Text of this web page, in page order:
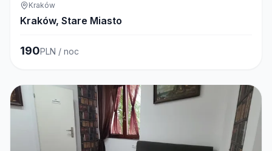
Kraków
Kraków, Stare Miasto
190PLN / noc